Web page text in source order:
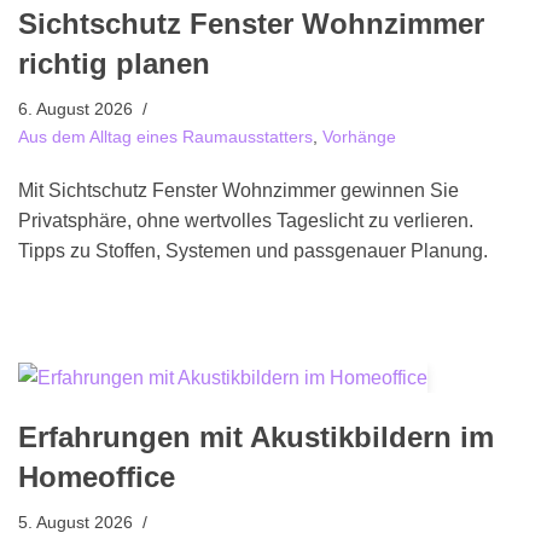
Sichtschutz Fenster Wohnzimmer
richtig planen
6. August 2026
Aus dem Alltag eines Raumausstatters Vorhänge
Mit Sichtschutz Fenster Wohnzimmer gewinnen Sie
Privatsphäre, ohne wertvolles Tageslicht zu verlieren.
Tipps zu Stoffen, Systemen und passgenauer Planung.
Erfahrungen mit Akustikbildern im
Homeoffice
5. August 2026